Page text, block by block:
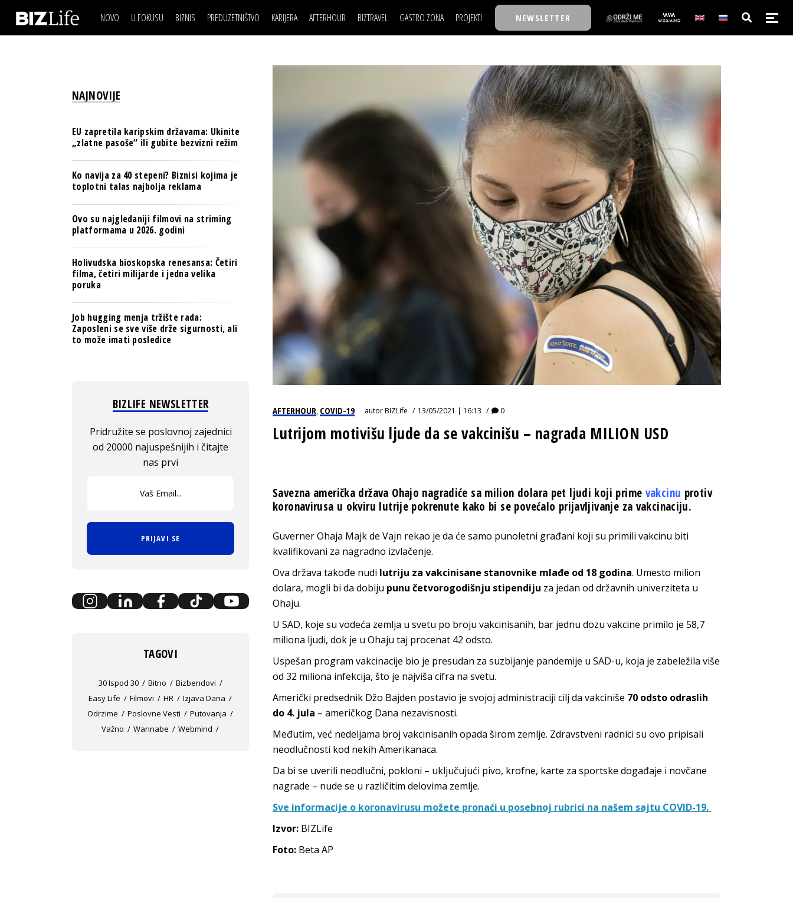
NOVO U FOKUSU BIZNIS
BANKE
OSIGURANJE
TECH I AI
BIZNIS & SPORT
PULS REGIONA
NOVO NA RAFU
PREDUZETNIŠTVO KARIJERA
USAVRŠAVANJE
KNOW-HOW
AFTERHOUR
STIL
BIZTRAVEL GASTRO ZONA PROJEKTI
30 ISPOD 30
BACK TO OFFICE/SCHOOL
BIZBENDOVI
BIZKOLEGIJUM
BMW BIZNIS LIGA
BIZLIFE WEEK
IZJAVA GODINE
NEWSLETTER
IZJAVA DANABIZNIS SCENA
BREND I KOMUNIKACIJE
OSIGURANJE
TECH I AI
PULS REGIONA
POSAO
MOJ UGAO
FILM I SCENA
AUTO SVET
WELLBEING
NAJKOLEGA
30 ISPOD 30
BIZBENDOVI
BIZKOLEGIJUM
BMW BIZNIS LIGA
BIZLIFE WEEK
IZJAVA GODINE
AFTERHOUR, COVID-19 autorBIZLife 13/05/2021 | 16:13 0
Lutrijom motivišu ljude da se vakcinišu – nagrada MILION USD
Savezna američka država Ohajo nagradiće sa milion dolara pet ljudi koji prime vakcinu protiv
koronavirusa u okviru lutrije pokrenute kako bi se povećalo prijavljivanje za vakcinaciju.
Guverner Ohaja Majk de Vajn rekao je da će samo punoletni građani koji su primili vakcinu biti
kvalifikovani za nagradno izvlačenje.
Ova država takođe nudi lutriju za vakcinisane stanovnike mlađe od 18 godina. Umesto milion
dolara, mogli bi da dobiju punu četvorogodišnju stipendiju za jedan od državnih univerziteta u
Ohaju.
U SAD, koje su vodeća zemlja u svetu po broju vakcinisanih, bar jednu dozu vakcine primilo je 58,7
miliona ljudi, dok je u Ohaju taj procenat 42 odsto.
Uspešan program vakcinacije bio je presudan za suzbijanje pandemije u SAD-u, koja je zabeležila više
od 32 miliona infekcija, što je najviša cifra na svetu.
Američki predsednik Džo Bajden postavio je svojoj administraciji cilj da vakciniše 70 odsto odraslih
do 4. jula – američkog Dana nezavisnosti.
Međutim, već nedeljama broj vakcinisanih opada širom zemlje. Zdravstveni radnici su ovo pripisali
neodlučnosti kod nekih Amerikanaca.
Da bi se uverili neodlučni, pokloni – uključujući pivo, krofne, karte za sportske događaje i novčane
nagrade – nude se u različitim delovima zemlje.
Sve informacije o koronavirusu možete pronaći u posebnoj rubrici na našem sajtu COVID-19.
Izvor: BIZLife
Foto: Beta AP
NAJNOVIJE
EU zapretila karipskim državama: Ukinite
„zlatne pasoše“ ili gubite bezvizni režim
Ko navija za 40 stepeni? Biznisi kojima je
toplotni talas najbolja reklama
Ovo su najgledaniji filmovi na striming
platformama u 2026. godini
Holivudska bioskopska renesansa: Četiri
filma, četiri milijarde i jedna velika
poruka
Job hugging menja tržište rada:
Zaposleni se sve više drže sigurnosti, ali
to može imati posledice
BIZLIFE NEWSLETTER
Pridružite se poslovnoj zajednici
od 20000 najuspešnijih i čitajte
nas prvi
PRIJAVI SE
TAGOVI
30 Ispod 30 Bitno
Bizbendovi
Easy Life
Filmovi HR
Izjava Dana
Odrzime
Poslovne Vesti
Putovanja
Važno
Wannabe Webmind